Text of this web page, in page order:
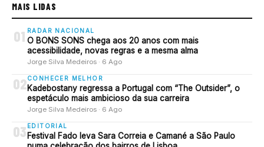
MAIS LIDAS
01 RADAR NACIONAL
O BONS SONS chega aos 20 anos com mais
acessibilidade, novas regras e a mesma alma
Jorge Silva Medeiros · 6 Ago
02 CONHECER MELHOR
Kadebostany regressa a Portugal com “The Outsider”, o
espetáculo mais ambicioso da sua carreira
Jorge Silva Medeiros · 6 Ago
03 EDITORIAL
Festival Fado leva Sara Correia e Camané a São Paulo